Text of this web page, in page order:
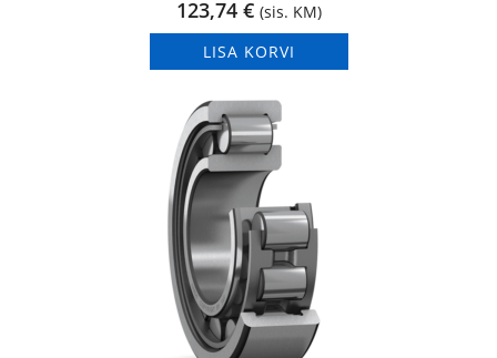
123,74 € (sis. KM)
LISA KORVI